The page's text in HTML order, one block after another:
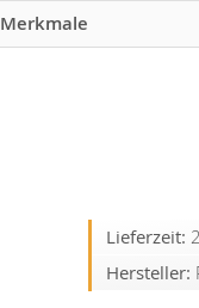
Merkmale
Lieferzeit:
Hersteller: